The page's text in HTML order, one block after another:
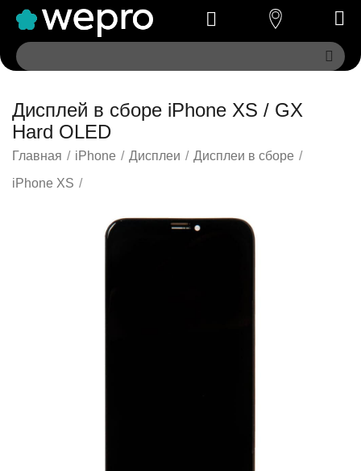
Дисплей в сборе iPhone XS / GX
Hard OLED
Главная / iPhone / Дисплеи / Дисплеи в сборе /
iPhone XS /